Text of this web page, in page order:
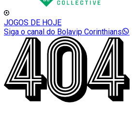
JOGOS DE HOJE
Siga o canal do Bolavip Corinthians